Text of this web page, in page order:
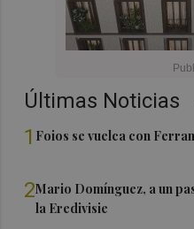
Últimas Noticias
1 Foios se vuelca con
2Mario Domínguez, a un
la Eredivisie